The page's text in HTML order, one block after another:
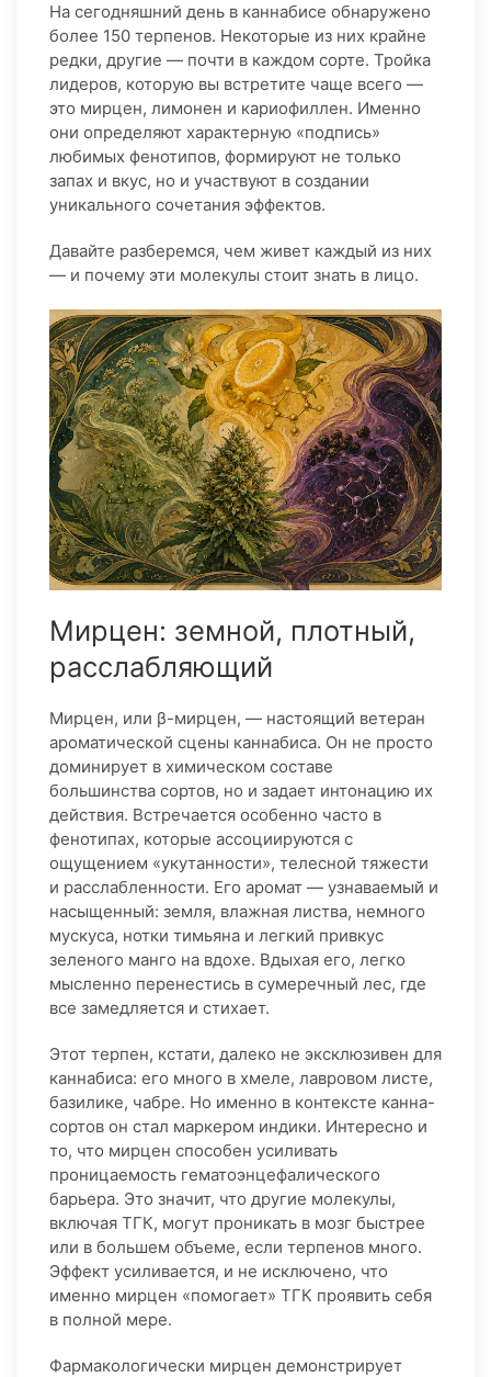
На сегодняшний день в каннабисе обнаружено
более 150 терпенов. Некоторые из них крайне
редки, другие — почти в каждом сорте. Тройка
лидеров, которую вы встретите чаще всего —
это мирцен, лимонен и кариофиллен. Именно
они определяют характерную «подпись»
любимых фенотипов, формируют не только
запах и вкус, но и участвуют в создании
уникального сочетания эффектов.
Давайте разберемся, чем живет каждый из них
— и почему эти молекулы стоит знать в лицо.
Мирцен: земной, плотный,
расслабляющий
Мирцен, или β-мирцен, — настоящий ветеран
ароматической сцены каннабиса. Он не просто
доминирует в химическом составе
большинства сортов, но и задает интонацию их
действия. Встречается особенно часто в
фенотипах, которые ассоциируются с
ощущением «укутанности», телесной тяжести
и расслабленности. Его аромат — узнаваемый и
насыщенный: земля, влажная листва, немного
мускуса, нотки тимьяна и легкий привкус
зеленого манго на вдохе. Вдыхая его, легко
мысленно перенестись в сумеречный лес, где
все замедляется и стихает.
Этот терпен, кстати, далеко не эксклюзивен для
каннабиса: его много в хмеле, лавровом листе,
базилике, чабре. Но именно в контексте канна-
сортов он стал маркером индики. Интересно и
то, что мирцен способен усиливать
проницаемость гематоэнцефалического
барьера. Это значит, что другие молекулы,
включая ТГК, могут проникать в мозг быстрее
или в большем объеме, если терпенов много.
Эффект усиливается, и не исключено, что
именно мирцен «помогает» ТГК проявить себя
в полной мере.
Фармакологически мирцен демонстрирует